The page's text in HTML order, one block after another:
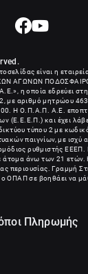
είναι η
ΑΓΩΝΩΝ
η οποία εδρεύει
με αριθμό μητρώου
. Η Ο.Π.Α.Π. Α.Ε.
(Ε.Ε.Ε.Π.) και έχει
τύπου 2 με
παιγνίων, με ισχύ
ρυθμιστής ΕΕΕΠ.
άτομα άνω των 21 ετών.
περιουσίας. Γραμμή
ο ΟΠΑΠ σε βοηθάει να
Πληρωμής